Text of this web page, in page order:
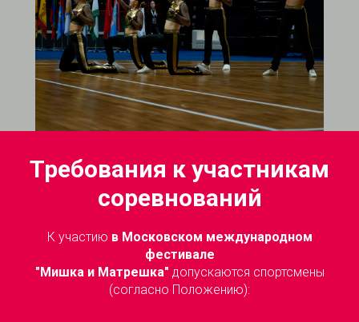
Требования к участникам
соревнований
К участию в Московском международном
фестивале
"Мишка и Матрешка" допускаются спортсмены
(согласно Положению):